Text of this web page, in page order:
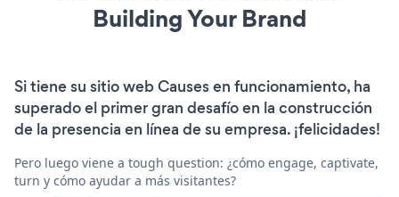
Building Your Brand
Si tiene su sitio web Causes en funcionamiento, ha
superado el primer gran desafío en la construcción
de la presencia en línea de su empresa. ¡felicidades!
Pero luego viene a tough question: ¿cómo engage, captivate,
turn y cómo ayudar a más visitantes?